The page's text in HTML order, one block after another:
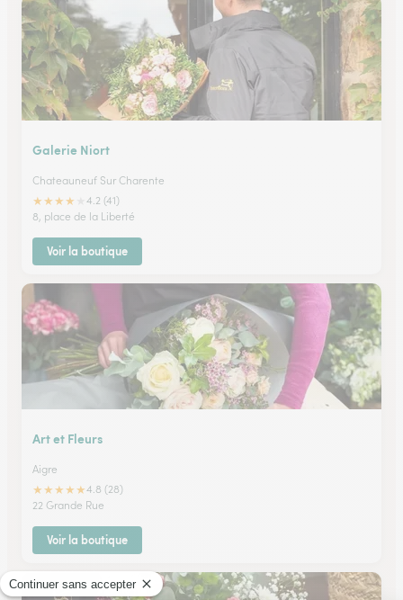
Galerie Niort
Chateauneuf Sur Charente
★★★★
4.2 (41)
8, place de la Liberté
Voir la boutique
Art et Fleurs
Aigre
★★★★★4.8 (28)
22 Grande Rue
Voir la boutique